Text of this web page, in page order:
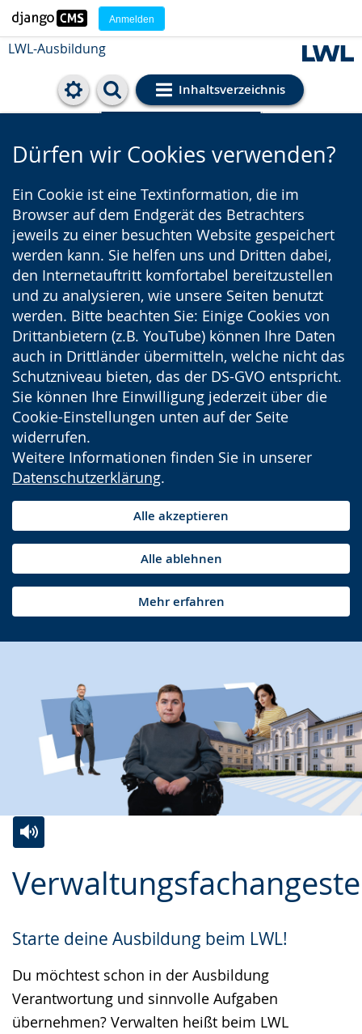
Anmelden
LWL-Ausbildung
Inhaltsverzeichnis
Cookie-Einstellungen
Dürfen wir Cookies verwenden?
Ein Cookie ist eine Textinformation, die im
Browser auf dem Endgerät des Betrachters
jeweils zu einer besuchten Website gespeichert
werden kann. Sie helfen uns und Dritten dabei,
den Internetauftritt komfortabel bereitzustellen
und zu analysieren, wie unsere Seiten benutzt
werden. Bitte beachten Sie: Einige Cookies von
Drittanbietern (z.B. YouTube) können Ihre Daten
auch in Drittländer übermitteln, welche nicht das
Schutzniveau bieten, das der DS-GVO entspricht.
Sie können Ihre Einwilligung jederzeit über die
Cookie-Einstellungen unten auf der Seite
widerrufen.
Weitere Informationen finden Sie in unserer
Datenschutzerklärung.
Alle akzeptieren
Alle ablehnen
Mehr erfahren
Starte deine Ausbildung beim LWL!
Du möchtest schon in der Ausbildung
Verantwortung und sinnvolle Aufgaben
übernehmen? Verwalten heißt beim LWL
Leichten
wechseln.
Audio-
Video
Deutscher
wird
angezeigt.